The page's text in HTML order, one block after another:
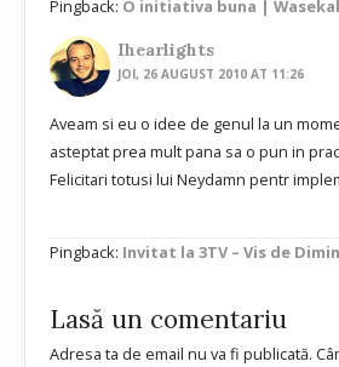
Pingback: O initiativa buna |
Ihearlights
JOI, 26 AUGUST 2010 AT 11:26
Aveam si eu o idee de genul la un
asteptat prea mult pana sa o pun in
Felicitari totusi lui Neydamn pentr
Pingback: Invitat la 3TV – Vis de
Lasă un comentariu
Adresa ta de email nu va fi publicată.